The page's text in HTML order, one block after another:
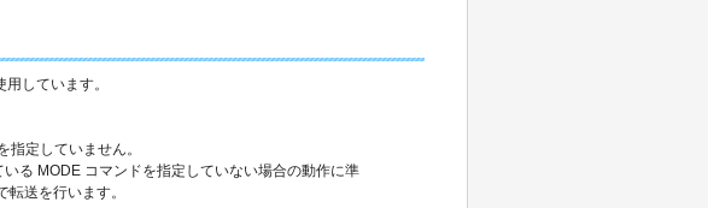
しています。
定していません。
る MODE コマンドを指定していない場合の動作に準
送を行います。